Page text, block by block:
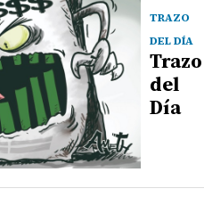
TRAZO
DEL DÍA
Trazo
del
Día